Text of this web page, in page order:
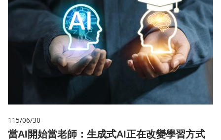
115/06/30
當AI開始當老師：生成式AI正在改變學習方式